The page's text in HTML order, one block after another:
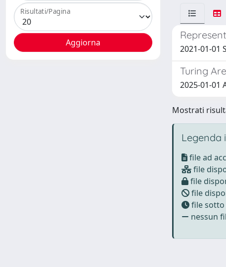
Risultati/Pagina
2021-01-01
Turing
2025-01-01
Mostrati
Legenda
file ad
file
file
file
file
nessun